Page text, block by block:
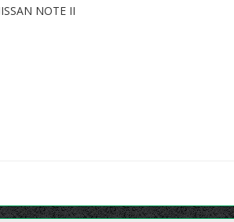
NOTE II